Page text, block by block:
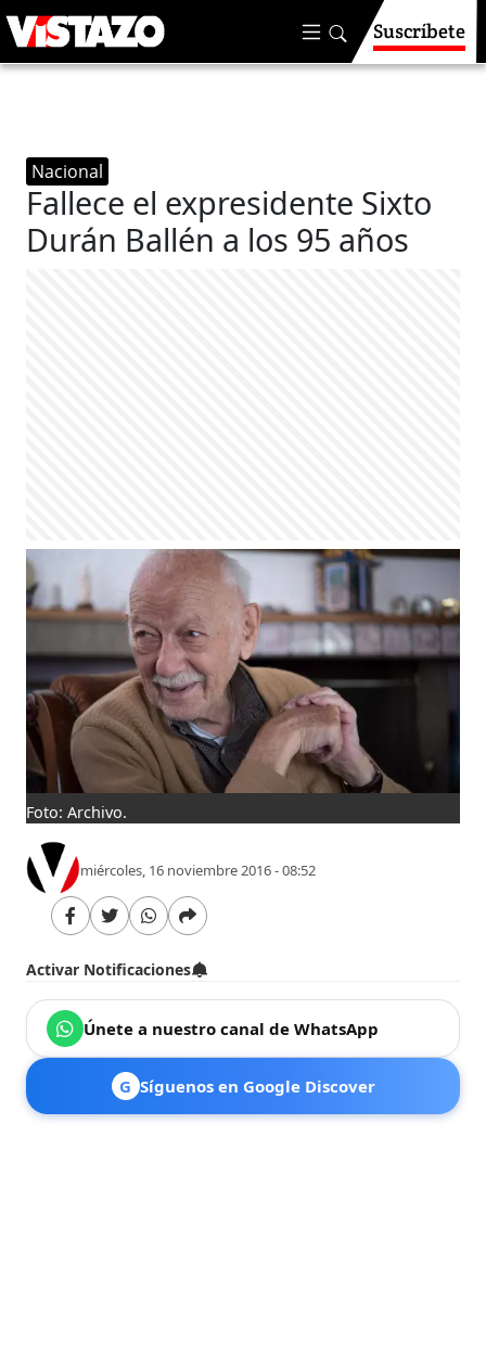
Suscríbete
Nacional
Fallece el expresidente Sixto
Durán Ballén a los 95 años
Foto: Archivo.
miércoles, 16 noviembre 2016 - 08:52
Activar Notificaciones
Únete a nuestro canal de WhatsApp
G Síguenos en Google Discover